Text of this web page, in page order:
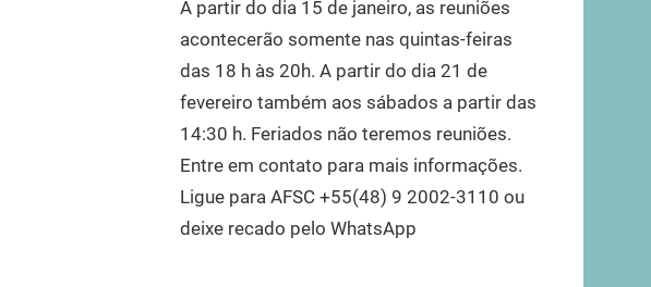
A partir do dia 15 de janeiro, as reuniões
acontecerão somente nas quintas-feiras
das 18 h às 20h. A partir do dia 21 de
fevereiro também aos sábados a partir das
14:30 h. Feriados não teremos reuniões.
Entre em contato para mais informações.
Ligue para AFSC +55(48) 9 2002-3110 ou
deixe recado pelo WhatsApp